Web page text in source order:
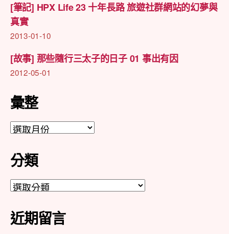
[筆記] HPX Life 23 十年長路 旅遊社群網站的幻夢與
真實
2013-01-10
[故事] 那些隨行三太子的日子 01 事出有因
2012-05-01
彙整
彙
分類
分
近期留言